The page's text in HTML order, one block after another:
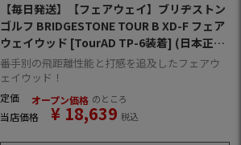
【毎日発送】【フェアウェイ】ブリヂストン
ゴルフ BRIDGESTONE TOUR B XD-F フェア
ウェイウッド [TourAD TP-6装着] (日本正規
品)
番手別の飛距離性能と打感を追及したフェアウ
ェイウッド！
定価 オープン価格 のところ
当店価格 ¥ 18,639 税込